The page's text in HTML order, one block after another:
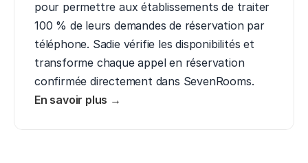
pour permettre aux établissements de traiter
100 % de leurs demandes de réservation par
téléphone. Sadie vérifie les disponibilités et
transforme chaque appel en réservation
confirmée directement dans SevenRooms.
En savoir plus →